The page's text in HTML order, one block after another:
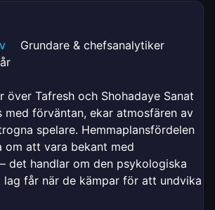
Grundare & chefsanalytiker
över Tafresh och Shohadaye Sanat
med förväntan, ekar atmosfären av
spelare. Hemmaplansfördelen
om att vara bekant med
det handlar om den psykologiska
får när de kämpar för att undvika